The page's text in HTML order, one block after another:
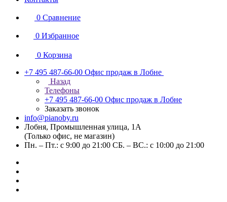
0 Сравнение
0 Избранное
0 Корзина
+7 495 487-66-00 Офис продаж в Лобне
Назад
Телефоны
+7 495 487-66-00 Офис продаж в Лобне
Заказать звонок
info@pianoby.ru
Лобня, Промышленная улица, 1А
(Только офис, не магазин)
Пн. – Пт.: с 9:00 до 21:00 СБ. – ВС.: с 10:00 до 21:00